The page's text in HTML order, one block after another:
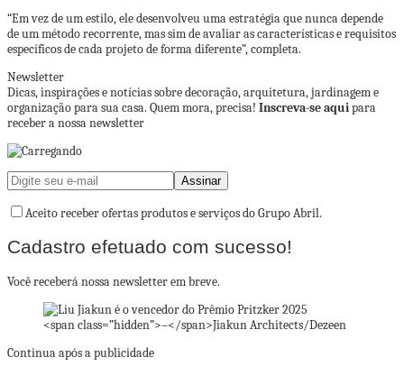
“Em vez de um estilo, ele desenvolveu uma estratégia que nunca depende
de um método recorrente, mas sim de avaliar as características e requisitos
específicos de cada projeto de forma diferente”, completa.
Newsletter
Dicas, inspirações e notícias sobre decoração, arquitetura, jardinagem e
organização para sua casa. Quem mora, precisa! Inscreva-se aquipara
receber a nossa newsletter
Aceito receber ofertas produtos e serviços do Grupo Abril.
Cadastro efetuado com sucesso!
Você receberá nossa newsletter em breve.
<span class=”hidden”>–</span>Jiakun Architects/Dezeen
Continua após a publicidade